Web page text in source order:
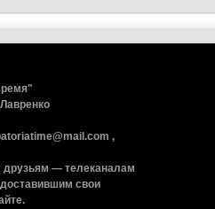
,
— телеканалам
свои